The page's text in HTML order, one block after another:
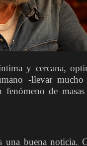
y cercana,
-llevar
fenómeno de
una buena noticia.